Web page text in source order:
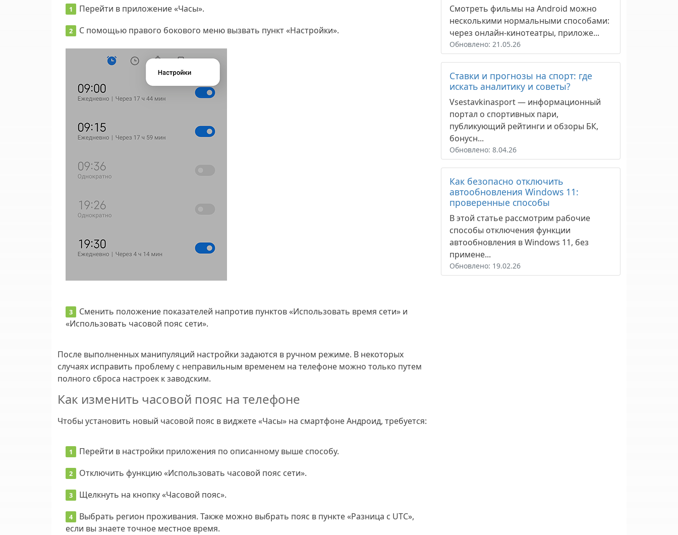
Перейти в приложение «Часы».
С помощью правого бокового меню вызвать пункт «Настройки».
Сменить положение показателей напротив пунктов «Использовать время сети» и
«Использовать часовой пояс сети».
После выполненных манипуляций настройки задаются в ручном режиме. В некоторых
случаях исправить проблему с неправильным временем на телефоне можно только путем
полного сброса настроек к заводским.
Как изменить часовой пояс на телефоне
Чтобы установить новый часовой пояс в виджете «Часы» на смартфоне Андроид, требуется:
Перейти в настройки приложения по описанному выше способу.
Отключить функцию «Использовать часовой пояс сети».
Щелкнуть на кнопку «Часовой пояс».
Выбрать регион проживания. Также можно выбрать пояс в пункте «Разница с UTC»,
если вы знаете точное местное время.
Смотреть фильмы на Android можно
несколькими нормальными способами:
через онлайн-кинотеатры, приложе...
Обновлено: 21.05.26
Ставки и прогнозы на спорт: где
искать аналитику и советы?
Vsestavkinasport — информационный
портал о спортивных пари,
публикующий рейтинги и обзоры БК,
бонусн...
Обновлено: 8.04.26
Как безопасно отключить
автообновления Windows 11:
проверенные способы
В этой статье рассмотрим рабочие
способы отключения функции
автообновления в Windows 11, без
примене...
Обновлено: 19.02.26